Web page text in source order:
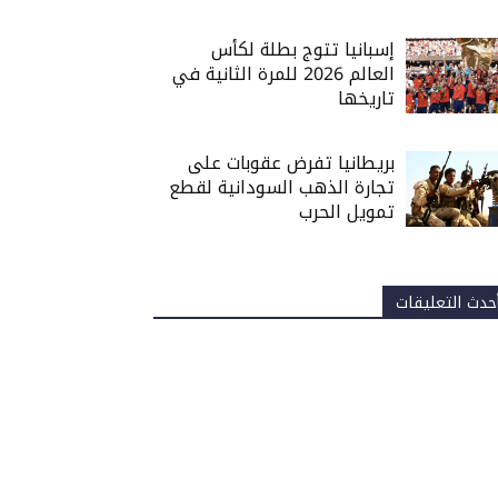
إسبانيا تتوج بطلة لكأس
العالم 2026 للمرة الثانية في
تاريخها
بريطانيا تفرض عقوبات على
تجارة الذهب السودانية لقطع
تمويل الحرب
التعليقات